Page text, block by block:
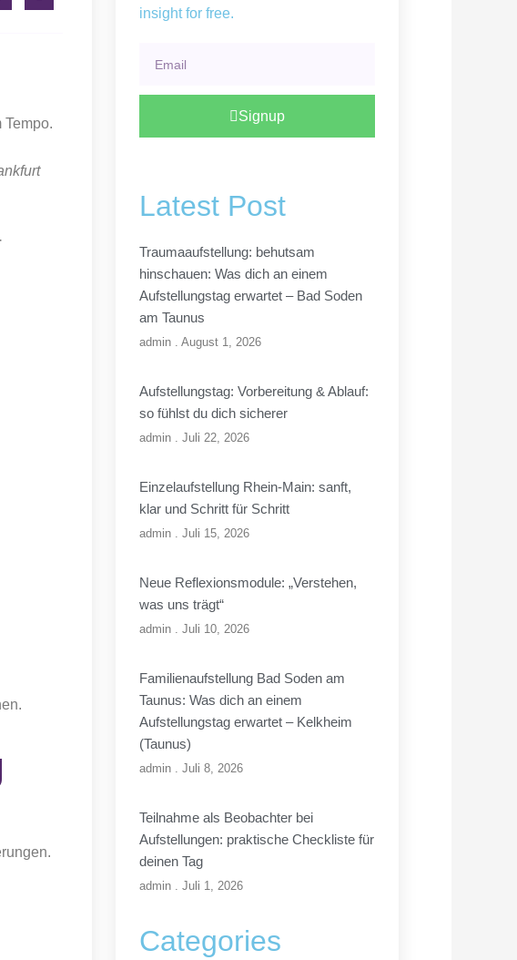
insight for free.
Signup
Latest Post
Traumaaufstellung: behutsam
hinschauen: Was dich an einem
Aufstellungstag erwartet – Bad Soden
am Taunus
admin August 1, 2026
Aufstellungstag: Vorbereitung & Ablauf:
so fühlst du dich sicherer
admin Juli 22, 2026
Einzelaufstellung Rhein-Main: sanft,
klar und Schritt für Schritt
admin Juli 15, 2026
Neue Reflexionsmodule: „Verstehen,
was uns trägt“
admin Juli 10, 2026
Familienaufstellung Bad Soden am
Taunus: Was dich an einem
Aufstellungstag erwartet – Kelkheim
(Taunus)
admin Juli 8, 2026
Teilnahme als Beobachter bei
Aufstellungen: praktische Checkliste für
deinen Tag
admin Juli 1, 2026
Categories